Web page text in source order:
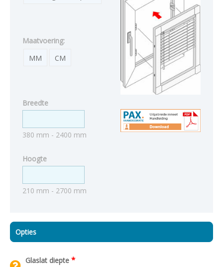
Maatvoering:
MM
CM
Breedte
380 mm - 2400 mm
Hoogte
210 mm - 2700 mm
Opties
Glaslat diepte *